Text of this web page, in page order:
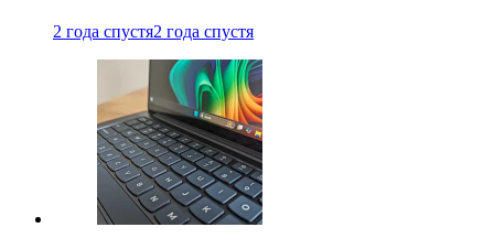
2 года спустя2 года спустя